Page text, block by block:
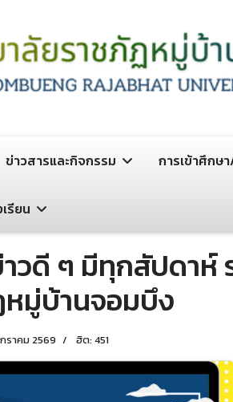
ข่าวสารและกิจกรรม การเข้าศึกษ
รียน
าวดี ๆ มีทุกสัปดาห์
มู่บ้านจอมบึง
ราคม 2569 ฮิต: 451